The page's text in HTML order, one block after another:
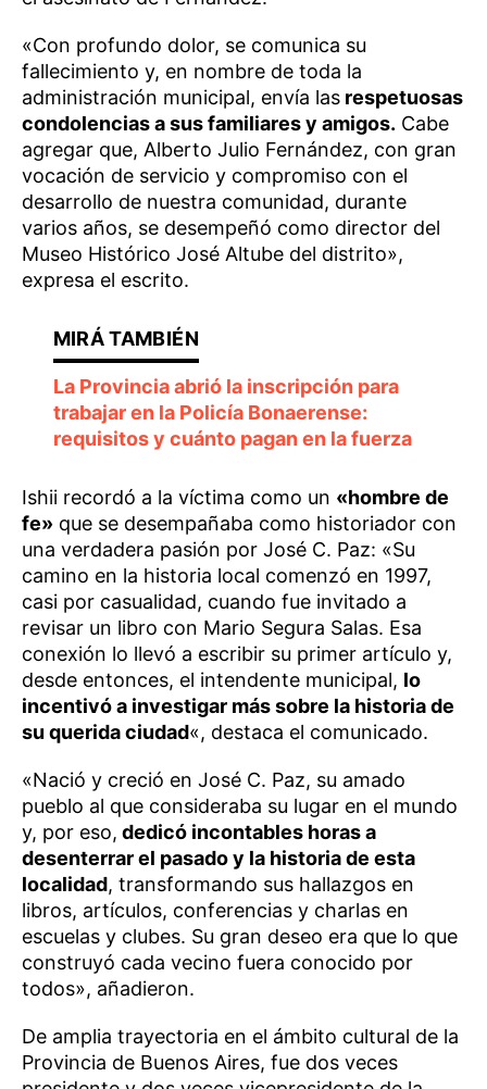
«Con profundo dolor, se comunica su
fallecimiento y, en nombre de toda la
administración municipal, envía las respetuosas
condolencias a sus familiares y amigos. Cabe
agregar que, Alberto Julio Fernández, con gran
vocación de servicio y compromiso con el
desarrollo de nuestra comunidad, durante
varios años, se desempeñó como director del
Museo Histórico José Altube del distrito»,
expresa el escrito.
La Provincia abrió la inscripción para
trabajar en la Policía Bonaerense:
requisitos y cuánto pagan en la fuerza
Ishii recordó a la víctima como un «hombre de
fe» que se desempañaba como historiador con
una verdadera pasión por José C. Paz: «Su
camino en la historia local comenzó en 1997,
casi por casualidad, cuando fue invitado a
revisar un libro con Mario Segura Salas. Esa
conexión lo llevó a escribir su primer artículo y,
desde entonces, el intendente municipal, lo
incentivó a investigar más sobre la historia de
su querida ciudad«, destaca el comunicado.
«Nació y creció en José C. Paz, su amado
pueblo al que consideraba su lugar en el mundo
y, por eso, dedicó incontables horas a
desenterrar el pasado y la historia de esta
localidad, transformando sus hallazgos en
libros, artículos, conferencias y charlas en
escuelas y clubes. Su gran deseo era que lo que
construyó cada vecino fuera conocido por
todos», añadieron.
De amplia trayectoria en el ámbito cultural de la
Provincia de Buenos Aires, fue dos veces